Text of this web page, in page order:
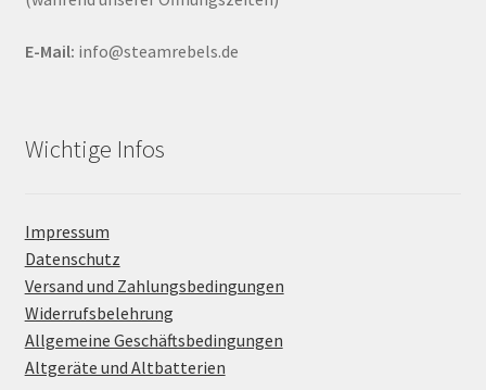
E-Mail: info@steamrebels.de
Wichtige Infos
Impressum
Datenschutz
Versand und Zahlungsbedingungen
Widerrufsbelehrung
Allgemeine Geschäftsbedingungen
Altgeräte und Altbatterien